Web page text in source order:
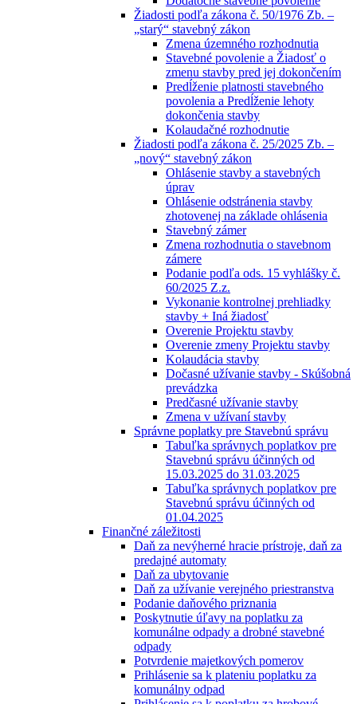
Žiadosti podľa zákona č. 50/1976 Zb. –
„starý“ stavebný zákon
Zmena územného rozhodnutia
Stavebné povolenie a Žiadosť o
zmenu stavby pred jej dokončením
Predĺženie platnosti stavebného
povolenia a Predĺženie lehoty
dokončenia stavby
Kolaudačné rozhodnutie
Žiadosti podľa zákona č. 25/2025 Zb. –
„nový“ stavebný zákon
Ohlásenie stavby a stavebných
úprav
Ohlásenie odstránenia stavby
zhotovenej na základe ohlásenia
Stavebný zámer
Zmena rozhodnutia o stavebnom
zámere
Podanie podľa ods. 15 vyhlášky č.
60/2025 Z.z.
Vykonanie kontrolnej prehliadky
stavby + Iná žiadosť
Overenie Projektu stavby
Overenie zmeny Projektu stavby
Kolaudácia stavby
Dočasné užívanie stavby - Skúšobná
prevádzka
Predčasné užívanie stavby
Zmena v užívaní stavby
Správne poplatky pre Stavebnú správu
Tabuľka správnych poplatkov pre
Stavebnú správu účinných od
15.03.2025 do 31.03.2025
Tabuľka správnych poplatkov pre
Stavebnú správu účinných od
01.04.2025
Finančné záležitosti
Daň za nevýherné hracie prístroje, daň za
predajné automaty
Daň za ubytovanie
Daň za užívanie verejného priestranstva
Podanie daňového priznania
Poskytnutie úľavy na poplatku za
komunálne odpady a drobné stavebné
odpady
Potvrdenie majetkových pomerov
Prihlásenie sa k plateniu poplatku za
komunálny odpad